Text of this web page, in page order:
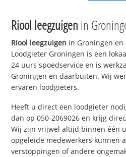
Riool leegzuigen in
Riool leegzuigen in Groningen en
Loodgieter Groningen is een
24 uurs spoedservice en is
Groningen en daarbuiten. Wij
ervaren loodgieters.
Heeft u direct een loodgieter
dan op 050-2069026 en krijg
Wij zijn vrijwel altijd binnen één
opgeleide medewerkers kunnen
verstoppingen of andere